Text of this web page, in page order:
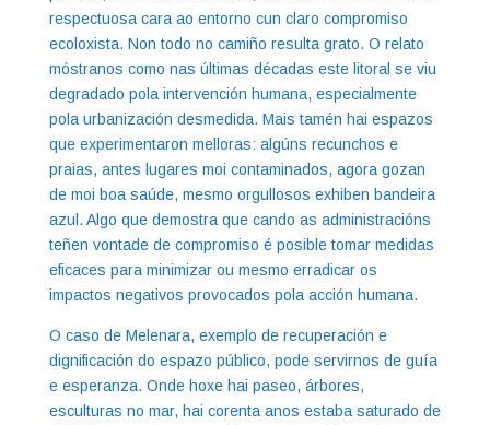
respectuosa cara ao entorno cun claro compromiso
ecoloxista. Non todo no camiño resulta grato. O relato
móstranos como nas últimas décadas este litoral se viu
degradado pola intervención humana, especialmente
pola urbanización desmedida. Mais tamén hai espazos
que experimentaron melloras: algúns recunchos e
praias, antes lugares moi contaminados, agora gozan
de moi boa saúde, mesmo orgullosos exhiben bandeira
azul. Algo que demostra que cando as administracións
teñen vontade de compromiso é posible tomar medidas
eficaces para minimizar ou mesmo erradicar os
impactos negativos provocados pola acción humana.
O caso de Melenara, exemplo de recuperación e
dignificación do espazo público, pode servirnos de guía
e esperanza. Onde hoxe hai paseo, árbores,
esculturas no mar, hai corenta anos estaba saturado de